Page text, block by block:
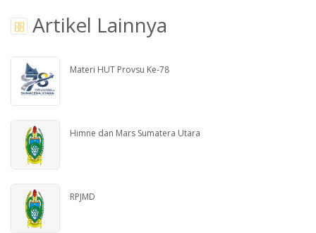
Artikel Lainnya
Materi HUT Provsu Ke-78
Himne dan Mars Sumatera Utara
RPJMD